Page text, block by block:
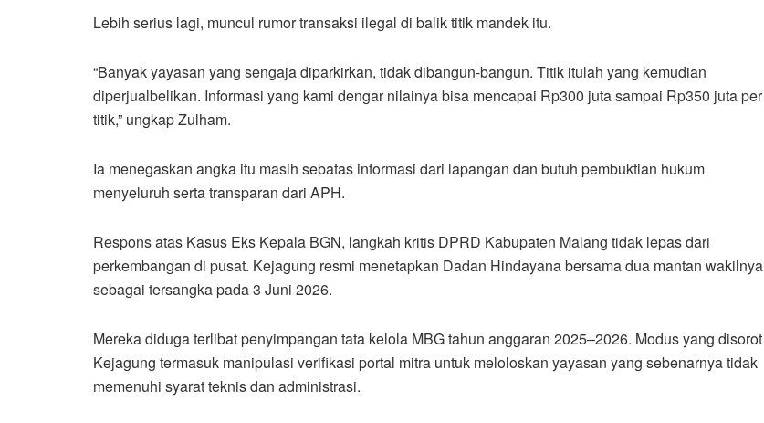
Lebih serius lagi, muncul rumor transaksi ilegal di balik titik mandek itu.
“Banyak yayasan yang sengaja diparkirkan, tidak dibangun-bangun. Titik itulah yang kemudian
diperjualbelikan. Informasi yang kami dengar nilainya bisa mencapai Rp300 juta sampai Rp350 juta per
titik,” ungkap Zulham.
Ia menegaskan angka itu masih sebatas informasi dari lapangan dan butuh pembuktian hukum
menyeluruh serta transparan dari APH.
Respons atas Kasus Eks Kepala BGN, langkah kritis DPRD Kabupaten Malang tidak lepas dari
perkembangan di pusat. Kejagung resmi menetapkan Dadan Hindayana bersama dua mantan wakilnya
sebagai tersangka pada 3 Juni 2026.
Mereka diduga terlibat penyimpangan tata kelola MBG tahun anggaran 2025–2026. Modus yang disorot
Kejagung termasuk manipulasi verifikasi portal mitra untuk meloloskan yayasan yang sebenarnya tidak
memenuhi syarat teknis dan administrasi.